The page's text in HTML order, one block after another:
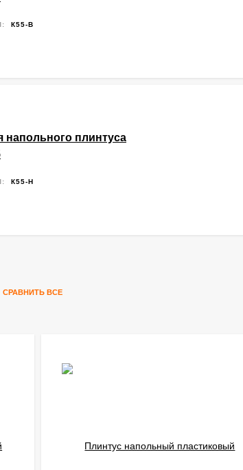
К55-В
напольного плинтуса
К55-Н
СРАВНИТЬ ВСЕ